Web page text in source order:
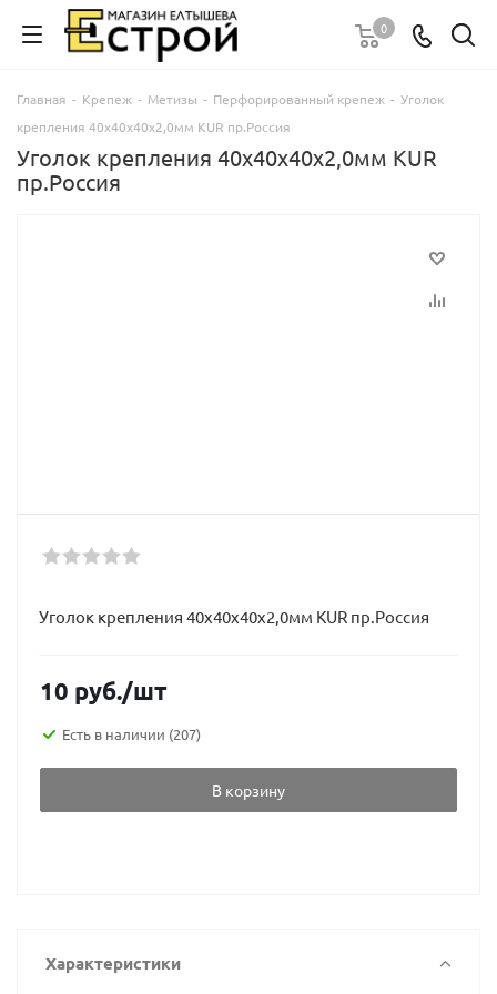
0
Главная - Крепеж - Метизы - Перфорированный крепеж - Уголок
крепления 40х40х40х2,0мм KUR пр.Россия
Уголок крепления 40х40х40х2,0мм KUR
пр.Россия
Уголок крепления 40х40х40х2,0мм KUR пр.Россия
10 руб./шт
Есть в наличии (207)
В корзину
Характеристики